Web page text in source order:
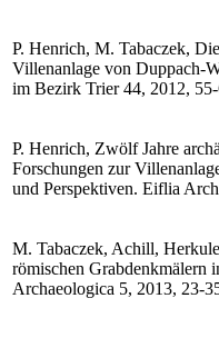
P. Henrich, M. Tabaczek,
Villenanlage von Duppach-
im Bezirk Trier 44, 2012,
P. Henrich, Zwölf Jahre
Forschungen zur
und Perspektiven. Eiflia
M. Tabaczek, Achill,
römischen Grabdenkmälern
Archaeologica 5, 2013, 23-